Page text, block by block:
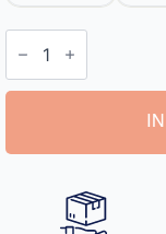
Mein
Foto
Decke